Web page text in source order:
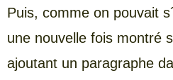
Puis, comme on pouvait
une nouvelle fois montré
ajoutant un paragraphe